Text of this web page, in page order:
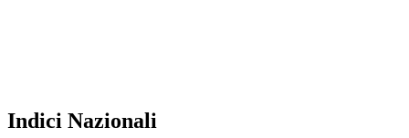
Indici Nazionali